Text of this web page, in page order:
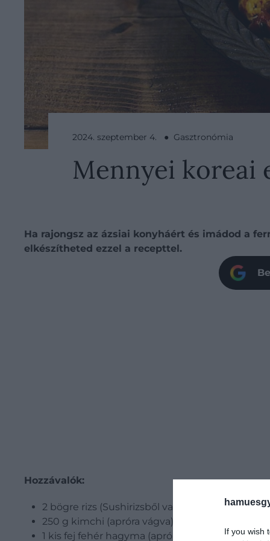
If you wish
2024. szeptember 4. ● Gasztronómia
Mennyei koreai
Ha rajongsz az ázsiai konyháért és imádod a
elkészítheted ezzel a recepttel.
Hozzávalók:
2 bögre rizs (Sushirizsből vagy más kis szemű
250 g kimchi (apróra vágva)
1 kis fej fehér hagyma (apróra vágva)